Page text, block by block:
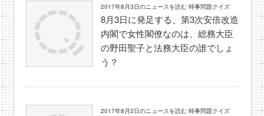
2017年8月3日のニュースを読む 時事問題クイズ
8月3日に発足する、第3次安倍改造
内閣で女性閣僚なのは、総務大臣
の野田聖子と法務大臣の誰でしょ
う？
2017年8月2日のニュースを読む 時事問題クイズ